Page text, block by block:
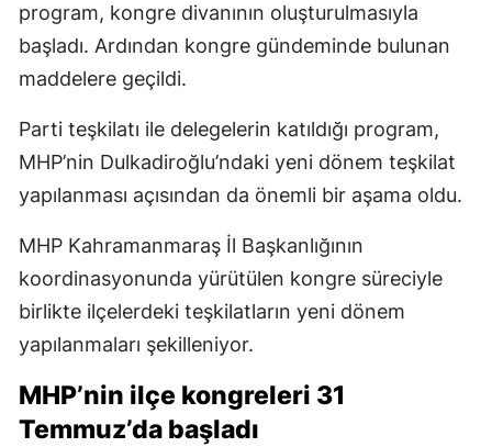
program, kongre divanının oluşturulmasıyla
başladı. Ardından kongre gündeminde bulunan
maddelere geçildi.
Parti teşkilatı ile delegelerin katıldığı program,
MHP’nin Dulkadiroğlu’ndaki yeni dönem teşkilat
yapılanması açısından da önemli bir aşama oldu.
MHP Kahramanmaraş İl Başkanlığının
koordinasyonunda yürütülen kongre süreciyle
birlikte ilçelerdeki teşkilatların yeni dönem
yapılanmaları şekilleniyor.
MHP’nin ilçe kongreleri 31
Temmuz’da başladı